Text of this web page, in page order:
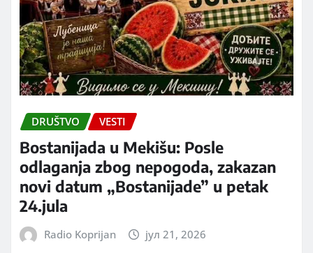
DRUŠTVO VESTI
Bostanijada u Mekišu: Posle
odlaganja zbog nepogoda, zakazan
novi datum „Bostanijade” u petak
24.jula
Radio Koprijan јул 21, 2026